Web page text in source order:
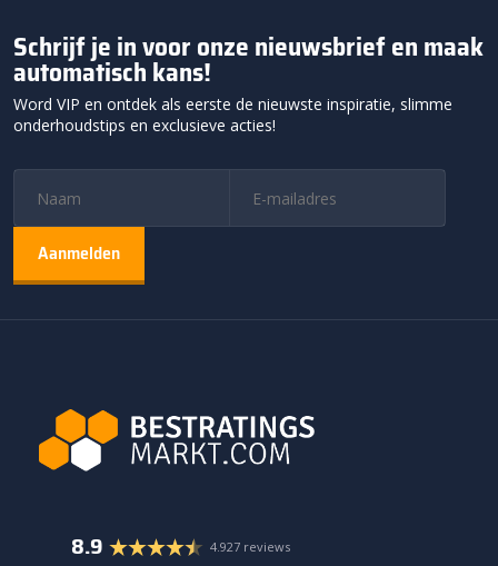
Schrijf je in voor onze nieuwsbrief en maak
automatisch kans!
Word VIP en ontdek als eerste de nieuwste inspiratie, slimme
onderhoudstips en exclusieve acties!
8.9 4.927 reviews